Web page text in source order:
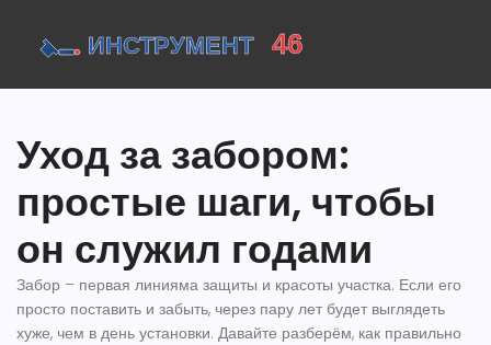
Уход за забором:
простые шаги, чтобы
он служил годами
Забор – первая линияма защиты и красоты участка. Если его
просто поставить и забыть, через пару лет будет выглядеть
хуже, чем в день установки. Давайте разберём, как правильно